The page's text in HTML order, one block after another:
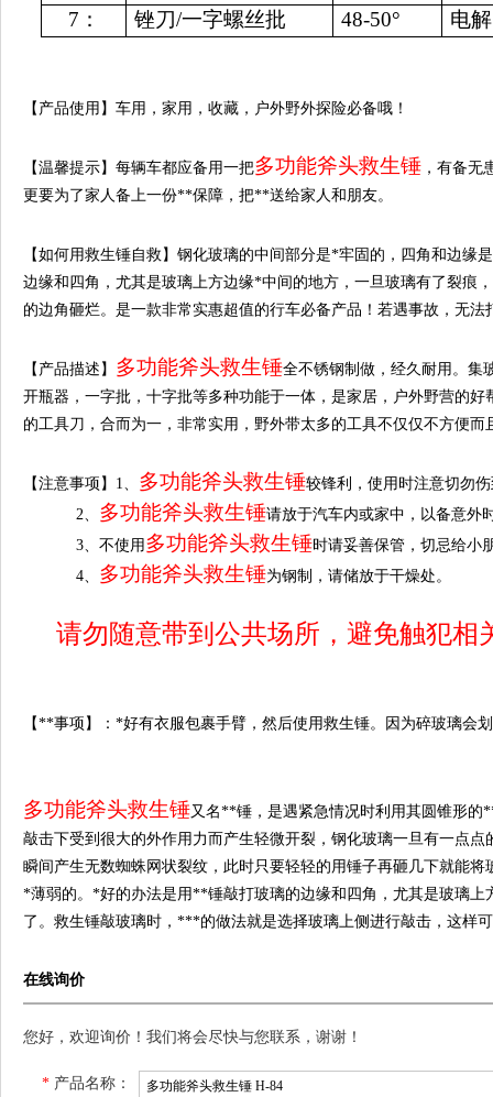
7：
锉刀/一字螺丝批 48-50° 电解
【产品使用】车用，家用，收藏，户外野外探险必备哦！
【温馨提示】每辆车都应备用一把多功能斧头救生锤 ，有备无
更要为了家人备上一份**保障，把**送给家人和朋友。
【如何用救生锤自救】钢化玻璃的中间部分是*牢固的，四角和边缘
边缘和四角，尤其是玻璃上方边缘*中间的地方，一旦玻璃有了裂痕
的边角砸烂。是一款非常实惠超值的行车必备产品！若遇事故，无
【产品描述】 多功能斧头救生锤全不锈钢制做，经久耐用。集
开瓶器，一字批，十字批等多种功能于一体，是家居，户外野营的
的工具刀，合而为一，非常实用，野外带太多的工具不仅仅不方便
【注意事项】 1 多功能斧头救生锤较锋利，使用时注意切勿
2、 多功能斧头救生锤请放于汽车内或家中，以备意外
3、不使用 多功能斧头救生锤时请妥善保管，切忌给小
4、 多功能斧头救生锤为钢制，请储放于干燥处。
请勿随意带到公共场所，避免触犯相
【**事项】：*好有衣服包裹手臂，然后使用救生锤。因为碎玻璃会
多功能斧头救生锤又名**锤，是遇紧急情况时利用其圆锥形
敲击下受到很大的外作用力而产生轻微开裂，钢化玻璃一旦有一点
瞬间产生无数蜘蛛网状裂纹，此时只要轻轻的用锤子再砸几下就能
*薄弱的。*好的办法是用**锤敲打玻璃的边缘和四角，尤其是玻璃
了。救生锤敲玻璃时，***的做法就是选择玻璃上侧进行敲击，这样
在线询价
您好，欢迎询价！我们将会尽快与您联系，谢谢！
* 产品名称：